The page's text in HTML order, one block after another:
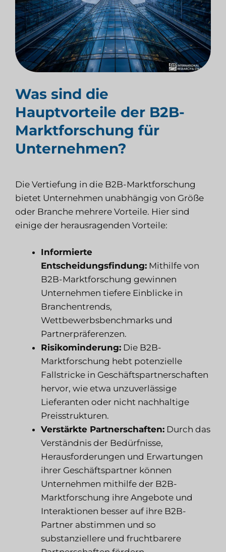
Was sind die
Hauptvorteile der B2B-
Marktforschung für
Unternehmen?
Die Vertiefung in die B2B-Marktforschung
bietet Unternehmen unabhängig von Größe
oder Branche mehrere Vorteile. Hier sind
einige der herausragenden Vorteile:
Informierte
Entscheidungsfindung: Mithilfe von
B2B-Marktforschung gewinnen
Unternehmen tiefere Einblicke in
Branchentrends,
Wettbewerbsbenchmarks und
Partnerpräferenzen.
Risikominderung: Die B2B-
Marktforschung hebt potenzielle
Fallstricke in Geschäftspartnerschaften
hervor, wie etwa unzuverlässige
Lieferanten oder nicht nachhaltige
Preisstrukturen.
Verstärkte Partnerschaften: Durch das
Verständnis der Bedürfnisse,
Herausforderungen und Erwartungen
ihrer Geschäftspartner können
Unternehmen mithilfe der B2B-
Marktforschung ihre Angebote und
Interaktionen besser auf ihre B2B-
Partner abstimmen und so
substanziellere und fruchtbarere